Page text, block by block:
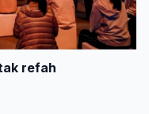
refah